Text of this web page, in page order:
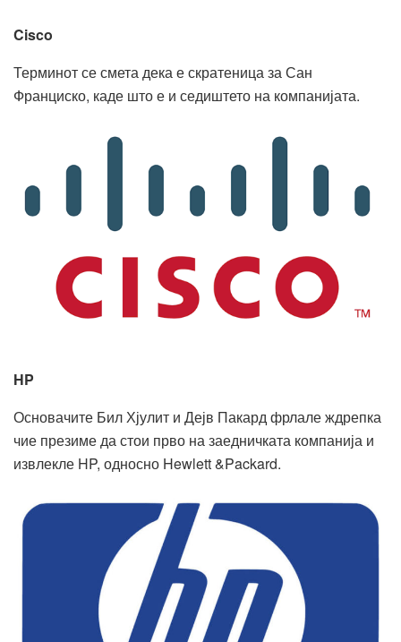
Cisco
Терминот се смета дека е скратеница за Сан
Франциско, каде што е и седиштето на компанијата.
HP
Основачите Бил Хјулит и Дејв Пакард фрлале ждрепка
чие презиме да стои прво на заедничката компанија и
извлекле HP, односно Hewlett &Packard.